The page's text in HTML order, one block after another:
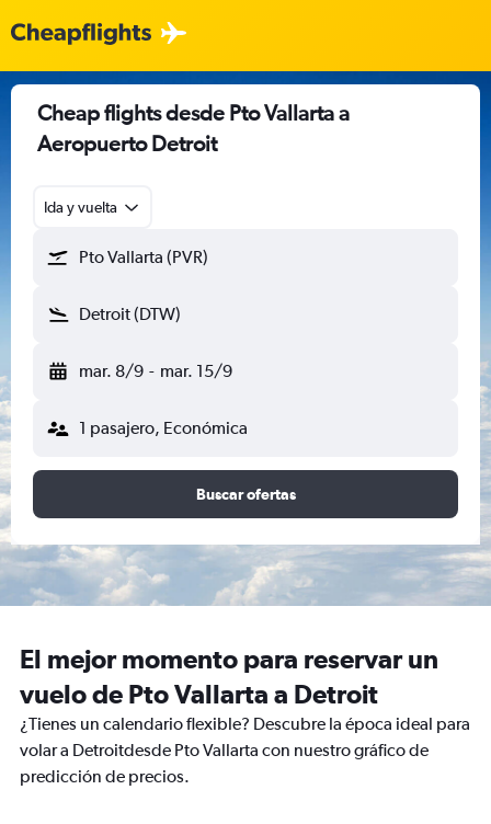
Cheap flights desde Pto Vallarta a
Aeropuerto Detroit
Ida y vuelta
Pto Vallarta (PVR)
Detroit (DTW)
mar. 8/9 - mar. 15/9
1 pasajero, Económica
Buscar ofertas
El mejor momento para reservar un
vuelo de Pto Vallarta a Detroit
¿Tienes un calendario flexible? Descubre la época ideal para
volar a Detroitdesde Pto Vallarta con nuestro gráfico de
predicción de precios.